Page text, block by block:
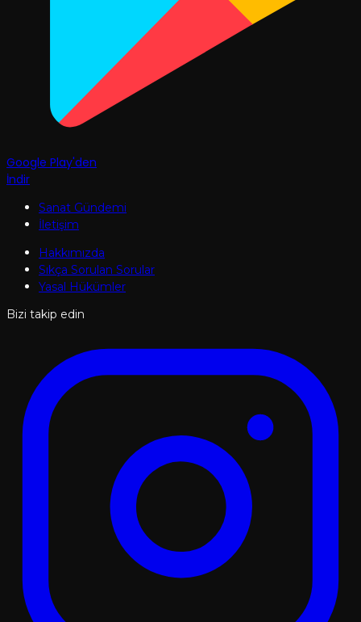
Google Play'den
İndir
Sanat Gündemi
İletişim
Hakkımızda
Sıkça Sorulan Sorular
Yasal Hükümler
Bizi takip edin